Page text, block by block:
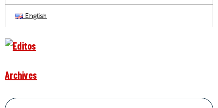
English
Archives